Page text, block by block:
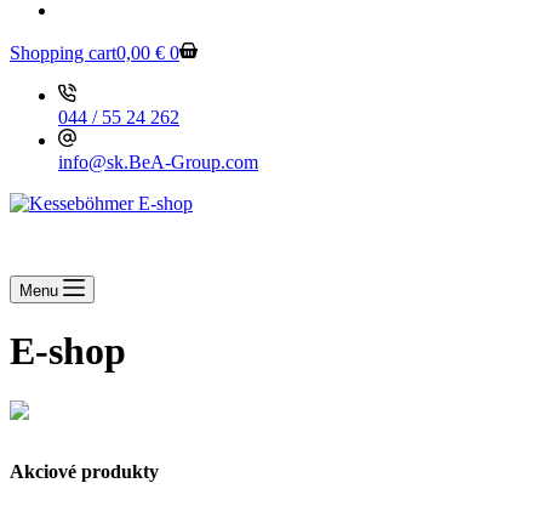
Shopping cart0,00 € 0
044 / 55 24 262
info@sk.BeA-Group.com
Menu
E-shop
Akciové produkty